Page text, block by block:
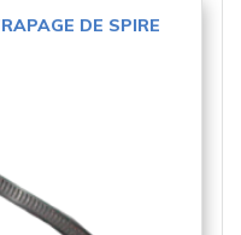
DE SPIRE